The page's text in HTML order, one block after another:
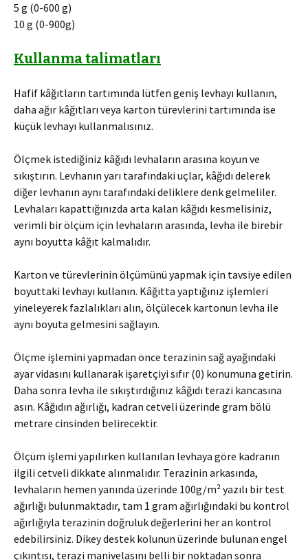
5 g (0-600 g)
10 g (0-900g)
Kullanma talimatları
Hafif kâğıtların tartımında lütfen geniş levhayı kullanın,
daha ağır kâğıtları veya karton türevlerini tartımında ise
küçük levhayı kullanmalısınız.
Ölçmek istediğiniz kâğıdı levhaların arasına koyun ve
sıkıştırın. Levhanın yarı tarafındaki uçlar, kâğıdı delerek
diğer levhanın aynı tarafındaki deliklere denk gelmeliler.
Levhaları kapattığınızda arta kalan kâğıdı kesmelisiniz,
verimli bir ölçüm için levhaların arasında, levha ile birebir
aynı boyutta kâğıt kalmalıdır.
Karton ve türevlerinin ölçümünü yapmak için tavsiye edilen
boyuttaki levhayı kullanın. Kâğıtta yaptığınız işlemleri
yineleyerek fazlalıkları alın, ölçülecek kartonun levha ile
aynı boyuta gelmesini sağlayın.
Ölçme işlemini yapmadan önce terazinin sağ ayağındaki
ayar vidasını kullanarak işaretçiyi sıfır (0) konumuna getirin.
Daha sonra levha ile sıkıştırdığınız kâğıdı terazi kancasına
asın. Kâğıdın ağırlığı, kadran cetveli üzerinde gram bölü
metrare cinsinden belirecektir.
Ölçüm işlemi yapılırken kullanılan levhaya göre kadranın
ilgili cetveli dikkate alınmalıdır. Terazinin arkasında,
levhaların hemen yanında üzerinde 100g/m² yazılı bir test
ağırlığı bulunmaktadır, tam 1 gram ağırlığındaki bu kontrol
ağırlığıyla terazinin doğruluk değerlerini her an kontrol
edebilirsiniz. Dikey destek kolunun üzerinde bulunan engel
çıkıntısı, terazi manivelasını belli bir noktadan sonra